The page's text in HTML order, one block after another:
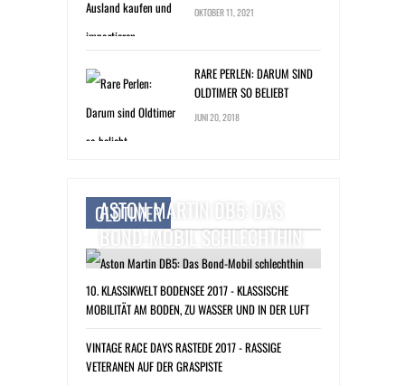
OKTOBER 11, 2021
RARE PERLEN: DARUM SIND
OLDTIMER SO BELIEBT
JUNI 20, 2018
OLDTIMER
ASTON MARTIN DB5: DAS
BOND-MOBIL SCHLECHTHIN
10. KLASSIKWELT BODENSEE 2017 - KLASSISCHE
MOBILITÄT AM BODEN, ZU WASSER UND IN DER LUFT
VINTAGE RACE DAYS RASTEDE 2017 - RASSIGE
VETERANEN AUF DER GRASPISTE